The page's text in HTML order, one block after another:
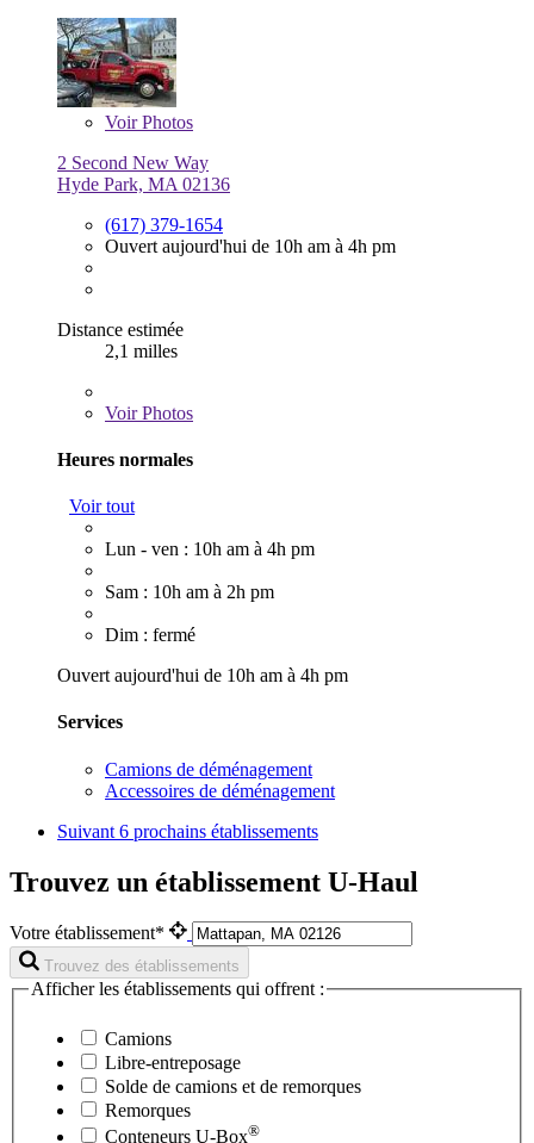
VoirPhotos
2 Second New Way
Hyde Park, MA 02136
(617) 379-1654
Ouvert aujourd'hui de 10h am à 4h pm
Distance estimée
2,1 milles
VoirPhotos
Heures normales
Voir tout
Lun - ven : 10h am à 4h pm
Sam : 10h am à 2h pm
Dim : fermé
Ouvert aujourd'hui de 10h am à 4h pm
Services
Camions de déménagement
Accessoires de déménagement
Suivant 6 prochains établissements
Trouvez un établissement U-Haul
Votre établissement*
Trouvez des établissements
Afficher les établissements qui offrent :
Camions
Libre-entreposage
Solde de camions et de remorques
Remorques
Conteneurs U-Box®